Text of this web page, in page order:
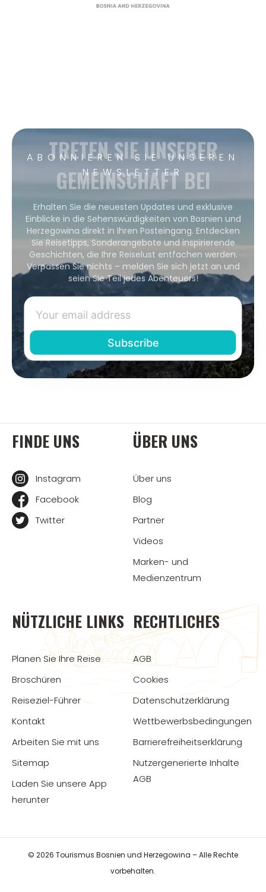
ABONNIEREN SIE UNSEREN
NEWSLETTER
TRETEN SIE UNSERER
GEMEINSCHAFT BEI
Erhalten Sie die neuesten Updates und exklusive
Einblicke in die Sehenswürdigkeiten von Bosnien und
Herzegowina direkt in Ihren Posteingang. Entdecken
Sie Reisetipps, Sonderangebote und inspirierende
Geschichten, die Ihre Reiselust entfachen werden.
Verpassen Sie nichts – melden Sie sich jetzt an und
seien Sie Teil jedes Abenteuers!
FINDE UNS
Instagram
Facebook
Twitter
ÜBER UNS
Über uns
Blog
Partner
Videos
Marken- und
Medienzentrum
NÜTZLICHE LINKS
Planen Sie Ihre Reise
Broschüren
Reiseziel-Führer
Kontakt
Arbeiten Sie mit uns
Sitemap
Laden Sie unsere App
herunter
RECHTLICHES
AGB
Cookies
Datenschutzerklärung
Wettbewerbsbedingungen
Barrierefreiheitserklärung
Nutzergenerierte Inhalte
AGB
© 2026 Tourismus Bosnien und Herzegowina – Alle Rechte
vorbehalten.